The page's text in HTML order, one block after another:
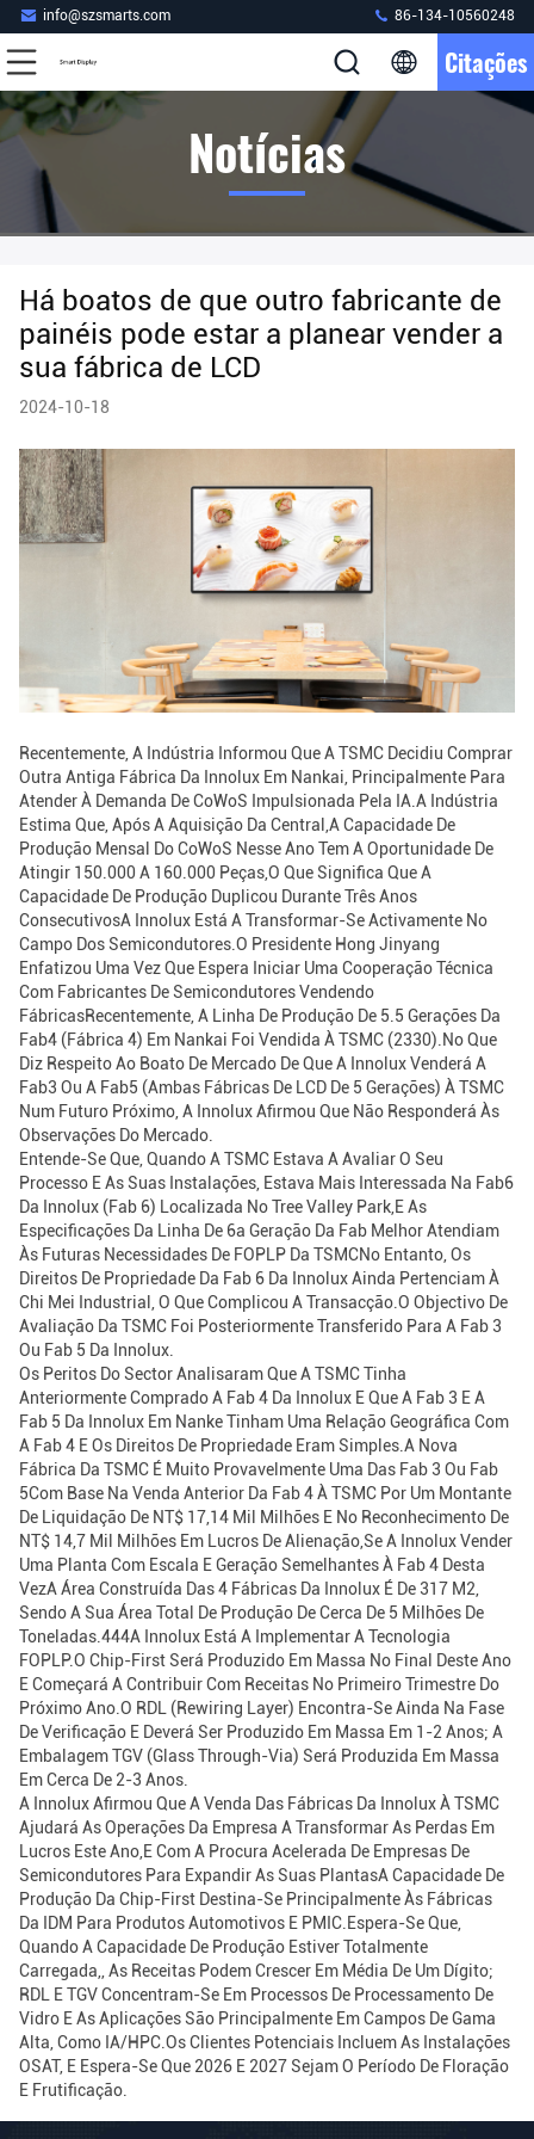
info@szsmarts.com 86-134-10560248
Citações
Notícias
Há boatos de que outro fabricante de
painéis pode estar a planear vender a
sua fábrica de LCD
2024-10-18
Recentemente, A Indústria Informou Que A TSMC Decidiu Comprar
Outra Antiga Fábrica Da Innolux Em Nankai, Principalmente Para
Atender À Demanda De CoWoS Impulsionada Pela IA.A Indústria
Estima Que, Após A Aquisição Da Central,A Capacidade De
Produção Mensal Do CoWoS Nesse Ano Tem A Oportunidade De
Atingir 150.000 A 160.000 Peças,o Que Significa Que A
Capacidade De Produção Duplicou Durante Três Anos
ConsecutivosA Innolux Está A Transformar-Se Activamente No
Campo Dos Semicondutores.O Presidente Hong Jinyang
Enfatizou Uma Vez Que Espera Iniciar Uma Cooperação Técnica
Com Fabricantes De Semicondutores Vendendo
FábricasRecentemente, A Linha De Produção De 5.5 Gerações Da
Fab4 (Fábrica 4) Em Nankai Foi Vendida À TSMC (2330).No Que
Diz Respeito Ao Boato De Mercado De Que A Innolux Venderá A
Fab3 Ou A Fab5 (ambas Fábricas De LCD De 5 Gerações) À TSMC
Num Futuro Próximo, A Innolux Afirmou Que Não Responderá Às
Observações Do Mercado.
Entende-Se Que, Quando A TSMC Estava A Avaliar O Seu
Processo E As Suas Instalações, Estava Mais Interessada Na Fab6
Da Innolux (Fab 6) Localizada No Tree Valley Park,e As
Especificações Da Linha De 6a Geração Da Fab Melhor Atendiam
Às Futuras Necessidades De FOPLP Da TSMCNo Entanto, Os
Direitos De Propriedade Da Fab 6 Da Innolux Ainda Pertenciam À
Chi Mei Industrial, O Que Complicou A Transacção.O Objectivo De
Avaliação Da TSMC Foi Posteriormente Transferido Para A Fab 3
Ou Fab 5 Da Innolux.
Os Peritos Do Sector Analisaram Que A TSMC Tinha
Anteriormente Comprado A Fab 4 Da Innolux E Que A Fab 3 E A
Fab 5 Da Innolux Em Nanke Tinham Uma Relação Geográfica Com
A Fab 4 E Os Direitos De Propriedade Eram Simples.A Nova
Fábrica Da TSMC É Muito Provavelmente Uma Das Fab 3 Ou Fab
5Com Base Na Venda Anterior Da Fab 4 À TSMC Por Um Montante
De Liquidação De NT$ 17,14 Mil Milhões E No Reconhecimento De
NT$ 14,7 Mil Milhões Em Lucros De Alienação,se A Innolux Vender
Uma Planta Com Escala E Geração Semelhantes À Fab 4 Desta
VezA Área Construída Das 4 Fábricas Da Innolux É De 317 M2,
Sendo A Sua Área Total De Produção De Cerca De 5 Milhões De
Toneladas.444A Innolux Está A Implementar A Tecnologia
FOPLP.O Chip-First Será Produzido Em Massa No Final Deste Ano
E Começará A Contribuir Com Receitas No Primeiro Trimestre Do
Próximo Ano.O RDL (rewiring Layer) Encontra-Se Ainda Na Fase
De Verificação E Deverá Ser Produzido Em Massa Em 1-2 Anos; A
Embalagem TGV (glass Through-Via) Será Produzida Em Massa
Em Cerca De 2-3 Anos.
A Innolux Afirmou Que A Venda Das Fábricas Da Innolux À TSMC
Ajudará As Operações Da Empresa A Transformar As Perdas Em
Lucros Este Ano,e Com A Procura Acelerada De Empresas De
Semicondutores Para Expandir As Suas PlantasA Capacidade De
Produção Da Chip-First Destina-Se Principalmente Às Fábricas
Da IDM Para Produtos Automotivos E PMIC.Espera-Se Que,
Quando A Capacidade De Produção Estiver Totalmente
Carregada,, As Receitas Podem Crescer Em Média De Um Dígito;
RDL E TGV Concentram-Se Em Processos De Processamento De
Vidro E As Aplicações São Principalmente Em Campos De Gama
Alta, Como IA/HPC.Os Clientes Potenciais Incluem As Instalações
OSAT, E Espera-Se Que 2026 E 2027 Sejam O Período De Floração
E Frutificação.